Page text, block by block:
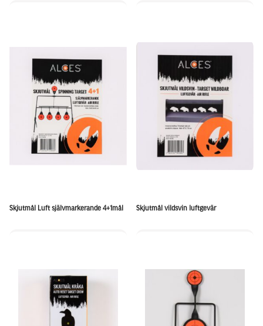
Skjutmål Luft självmarkerande 4+1mål Skjutmål vildsvin luftgevär